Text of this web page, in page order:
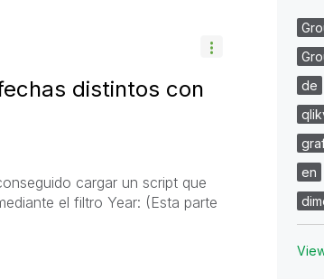
distintos con
cargar un script que
el filtro Year: (Esta parte
de
en